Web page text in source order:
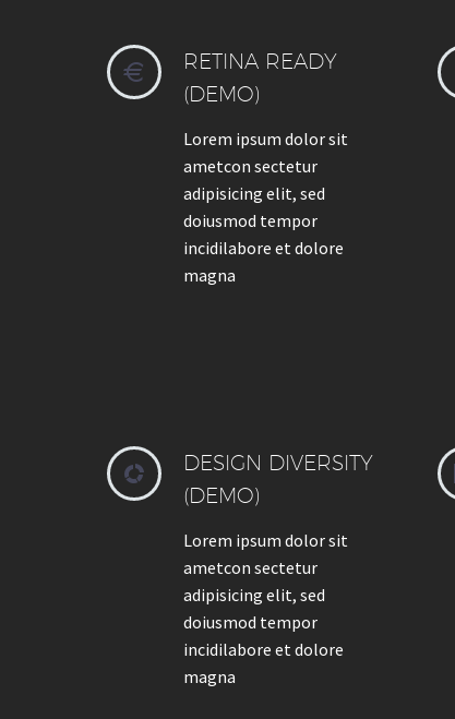


RETINA READY
(DEMO)
Lorem ipsum dolor sit
ametcon sectetur
adipisicing elit, sed
doiusmod tempor
incidilabore et dolore
magna


DESIGN DIVERSITY
(DEMO)
Lorem ipsum dolor sit
ametcon sectetur
adipisicing elit, sed
doiusmod tempor
incidilabore et dolore
magna